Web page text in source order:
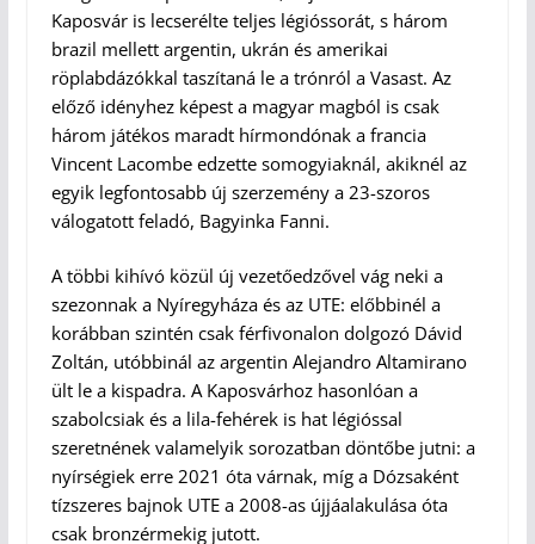
Kaposvár is lecserélte teljes légióssorát, s három
brazil mellett argentin, ukrán és amerikai
röplabdázókkal taszítaná le a trónról a Vasast. Az
előző idényhez képest a magyar magból is csak
három játékos maradt hírmondónak a francia
Vincent Lacombe edzette somogyiaknál, akiknél az
egyik legfontosabb új szerzemény a 23-szoros
válogatott feladó, Bagyinka Fanni.
A többi kihívó közül új vezetőedzővel vág neki a
szezonnak a Nyíregyháza és az UTE: előbbinél a
korábban szintén csak férfivonalon dolgozó Dávid
Zoltán, utóbbinál az argentin Alejandro Altamirano
ült le a kispadra. A Kaposvárhoz hasonlóan a
szabolcsiak és a lila-fehérek is hat légióssal
szeretnének valamelyik sorozatban döntőbe jutni: a
nyírségiek erre 2021 óta várnak, míg a Dózsaként
tízszeres bajnok UTE a 2008-as újjáalakulása óta
csak bronzérmekig jutott.